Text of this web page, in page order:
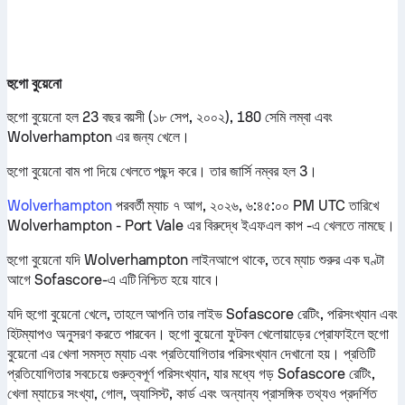
হুগো বুয়েনো
হুগো বুয়েনো হল 23 বছর বয়সী (১৮ সেপ, ২০০২), 180 সেমি লম্বা এবং
Wolverhampton এর জন্য খেলে।
হুগো বুয়েনো বাম পা দিয়ে খেলতে পছন্দ করে। তার জার্সি নম্বর হল 3।
Wolverhamptonপরবর্তী ম্যাচ ৭ আগ, ২০২৬, ৬:৪৫:০০ PM UTC তারিখে
Wolverhampton - Port Vale এর বিরুদ্ধে ইএফএল কাপ -এ খেলতে নামছে।
হুগো বুয়েনো যদি Wolverhampton লাইনআপে থাকে, তবে ম্যাচ শুরুর এক ঘণ্টা
আগে Sofascore-এ এটি নিশ্চিত হয়ে যাবে।
যদি হুগো বুয়েনো খেলে, তাহলে আপনি তার লাইভ Sofascore রেটিং, পরিসংখ্যান এবং
হিটম্যাপও অনুসরণ করতে পারবেন। হুগো বুয়েনো ফুটবল খেলোয়াড়ের প্রোফাইলে হুগো
বুয়েনো এর খেলা সমস্ত ম্যাচ এবং প্রতিযোগিতার পরিসংখ্যান দেখানো হয়। প্রতিটি
প্রতিযোগিতার সবচেয়ে গুরুত্বপূর্ণ পরিসংখ্যান, যার মধ্যে গড় Sofascore রেটিং,
খেলা ম্যাচের সংখ্যা, গোল, অ্যাসিস্ট, কার্ড এবং অন্যান্য প্রাসঙ্গিক তথ্যও প্রদর্শিত